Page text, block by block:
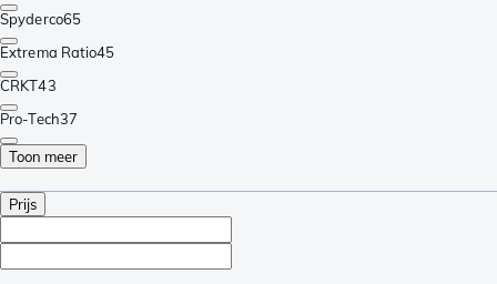
Spyderco65
Extrema Ratio45
CRKT43
Pro-Tech37
Toon meer
Prijs